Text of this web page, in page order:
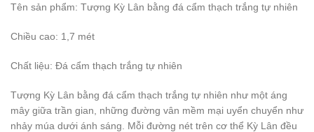
Tên sản phẩm: Tượng Kỳ Lân bằng đá cẩm thạch trắng tự nhiên
Chiều cao: 1,7 mét
Chất liệu: Đá cẩm thạch trắng tự nhiên
Tượng Kỳ Lân bằng đá cẩm thạch trắng tự nhiên như một áng
mây giữa trần gian, những đường vân mềm mại uyển chuyển như
nhảy múa dưới ánh sáng. Mỗi đường nét trên cơ thể Kỳ Lân đều